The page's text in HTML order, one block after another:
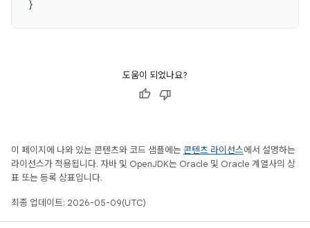
}
도움이 되었나요?
이 페이지에 나와 있는 콘텐츠와 코드 샘플에는 콘텐츠 라이선스에서 설명하는
라이선스가 적용됩니다. 자바 및 OpenJDK는 Oracle 및 Oracle 계열사의 상
표 또는 등록 상표입니다.
최종 업데이트: 2026-05-09(UTC)